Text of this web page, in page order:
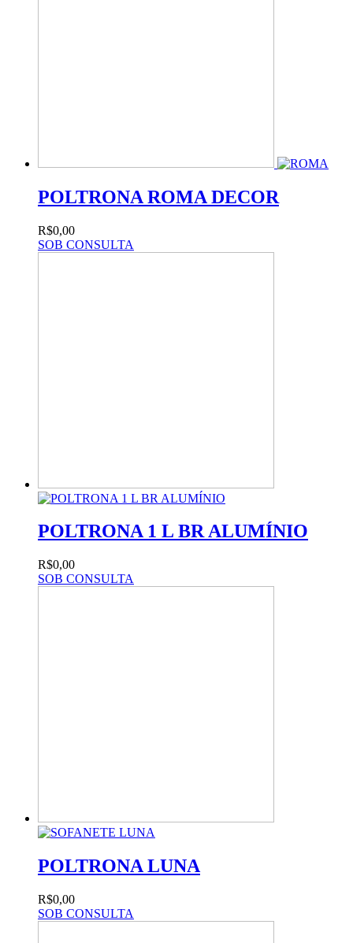
POLTRONA ROMA DECOR
R$0,00
SOB CONSULTA
POLTRONA 1 L BR ALUMÍNIO
R$0,00
SOB CONSULTA
POLTRONA LUNA
R$0,00
SOB CONSULTA